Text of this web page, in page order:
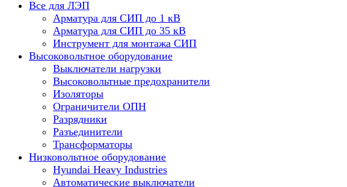
Все для ЛЭП
Арматура для СИП до 1 кВ
Арматура для СИП до 35 кВ
Инструмент для монтажа СИП
Высоковольтное оборудование
Выключатели нагрузки
Высоковольтные предохранители
Изоляторы
Ограничители ОПН
Разрядники
Разъединители
Трансформаторы
Низковольтное оборудование
Hyundai Heavy Industries
Автоматические выключатели